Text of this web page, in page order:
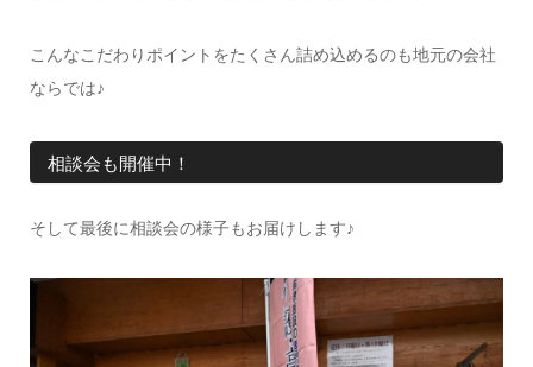
こんなこだわりポイントをたくさん詰め込めるのも地元の会社
ならでは♪
相談会も開催中！
そして最後に相談会の様子もお届けします♪